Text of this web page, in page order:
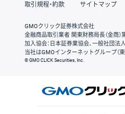
取引規程・約款 サイトマップ
GMOクリック証券株式会社
金融商品取引業者 関東財務局長（金商
加入協会：日本証券業協会、一般社団
当社はGMOインターネットグループ（
© GMO CLICK Securities, Inc.